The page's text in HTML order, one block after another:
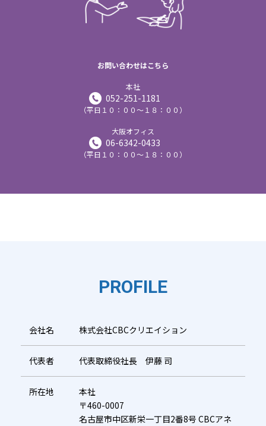
お問い合わせはこちら
本社
052-251-1181
（平日１０：００～１８：００）
大阪オフィス
06-6342-0433
（平日１０：００～１８：００）
PROFILE
会社名 株式会社CBCクリエイション
代表者 代表取締役社長 伊藤 司
所在地
本社
〒460-0007
名古屋市中区新栄一丁目2番8号 CBCアネ